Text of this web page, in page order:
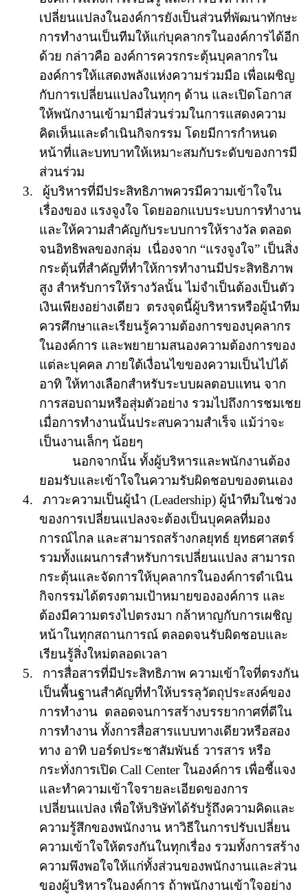
เปลี่ยนแปลงในองค์การยังเป็นส่วนที่พัฒนาทักษะ
การทำงานเป็นทีมให้แก่บุคลากรในองค์การได้อีก
ด้วย กล่าวคือ องค์การควรกระตุ้นบุคลากรใน
องค์การให้แสดงพลังแห่งความร่วมมือ เพื่อเผชิญ
กับการเปลี่ยนแปลงในทุกๆ ด้าน และเปิดโอกาส
ให้พนักงานเข้ามามีส่วนร่วมในการแสดงความ
คิดเห็นและดำเนินกิจกรรม โดยมีการกำหนด
หน้าที่และบทบาทให้เหมาะสมกับระดับของการมี
ส่วนร่วม
3.
ผู้บริหารที่มีประสิทธิภาพควรมีความเข้าใจใน
เรื่องของ แรงจูงใจ โดยออกแบบระบบการทำงาน
และให้ความสำคัญกับระบบการให้รางวัล ตลอด
จนอิทธิพลของกลุ่ม เนื่องจาก “แรงจูงใจ” เป็นสิ่ง
กระตุ้นที่สำคัญที่ทำให้การทำงานมีประสิทธิภาพ
สูง สำหรับการให้รางวัลนั้น ไม่จำเป็นต้องเป็นตัว
เงินเพียงอย่างเดียว ตรงจุดนี้ผู้บริหารหรือผู้นำทีม
ควรศึกษาและเรียนรู้ความต้องการของบุคลากร
ในองค์การ และพยายามสนองความต้องการของ
แต่ละบุคคล ภายใต้เงื่อนไขของความเป็นไปได้
อาทิ ให้ทางเลือกสำหรับระบบผลตอบแทน จาก
การสอบถามหรือสุ่มตัวอย่าง รวมไปถึงการชมเชย
เมื่อการทำงานนั้นประสบความสำเร็จ แม้ว่าจะ
เป็นงานเล็กๆ น้อยๆ
นอกจากนั้น ทั้งผู้บริหารและพนักงานต้อง
ยอมรับและเข้าใจในความรับผิดชอบของตนเอง
4.
ภาวะความเป็นผู้นำ (Leadership) ผู้นำทีมในช่วง
ของการเปลี่ยนแปลงจะต้องเป็นบุคคลที่มอง
การณ์ไกล และสามารถสร้างกลยุทธ์ ยุทธศาสตร์
รวมทั้งแผนการสำหรับการเปลี่ยนแปลง สามารถ
กระตุ้นและจัดการให้บุคลากรในองค์การดำเนิน
กิจกรรมได้ตรงตามเป้าหมายขององค์การ และ
ต้องมีความตรงไปตรงมา กล้าหาญกับการเผชิญ
หน้าในทุกสถานการณ์ ตลอดจนรับผิดชอบและ
เรียนรู้สิ่งใหม่ตลอดเวลา
5.
การสื่อสารที่มีประสิทธิภาพ ความเข้าใจที่ตรงกัน
เป็นพื้นฐานสำคัญที่ทำให้บรรลุวัตถุประสงค์ของ
การทำงาน ตลอดจนการสร้างบรรยากาศที่ดีใน
การทำงาน ทั้งการสื่อสารแบบทางเดียวหรือสอง
ทาง อาทิ บอร์ดประชาสัมพันธ์ วารสาร หรือ
กระทั่งการเปิด Call Center ในองค์การ เพื่อชี้แจง
และทำความเข้าใจรายละเอียดของการ
เปลี่ยนแปลง เพื่อให้บริษัทได้รับรู้ถึงความคิดและ
ความรู้สึกของพนักงาน หาวิธีในการปรับเปลี่ยน
ความเข้าใจให้ตรงกันในทุกเรื่อง รวมทั้งการสร้าง
ความพึงพอใจให้แก่ทั้งส่วนของพนักงานและส่วน
ของผู้บริหารในองค์การ ถ้าพนักงานเข้าใจอย่าง